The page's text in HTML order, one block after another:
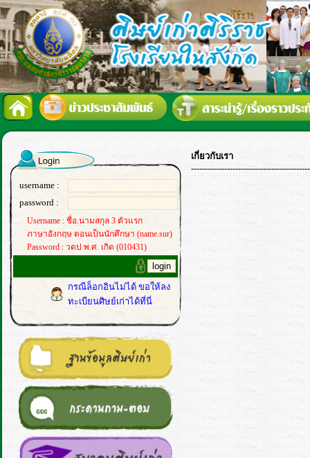
username :
password :
Username : ชื่อ.นามสกุล 3 ตัวแรก
ภาษาอังกฤษ ตอนเป็นนักศึกษา (name.sur)
Password : วดป พ.ศ. เกิด (010431)
กรณีล็อกอินไม่ได้ ขอให้ลง
ทะเบียนศิษย์เก่าได้ที่นี่
เกี่ยวกับเรา